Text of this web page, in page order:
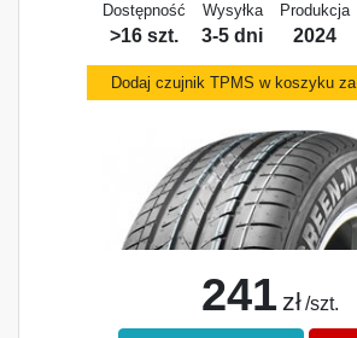
Dostępność
>16 szt.
Wysyłka
3-5 dni
Produkcja
2024
Dodaj czujnik TPMS w koszyku za
241 zł /szt.